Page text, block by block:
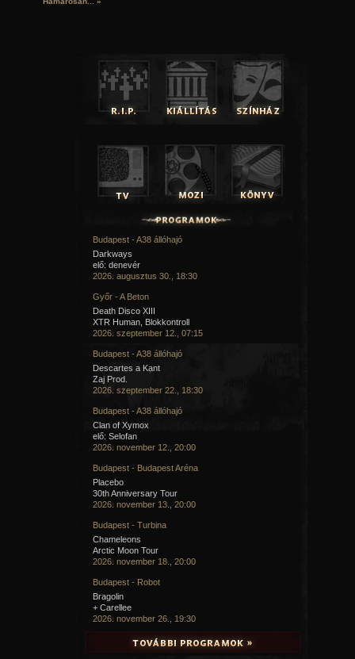
Budapest - A38 állóhajó
Darkways
elő: denevér
2026. augusztus 30., 18:30
Győr - A Beton
Death Disco XIII
XTR Human, Blokkontroll
2026. szeptember 12., 07:15
Budapest - A38 állóhajó
Descartes a Kant
Zaj Prod.
2026. szeptember 22., 18:30
Budapest - A38 állóhajó
Clan of Xymox
elő: Selofan
2026. november 12., 20:00
Budapest - Budapest Aréna
Placebo
30th Anniversary Tour
2026. november 13., 20:00
Budapest - Turbina
Chameleons
Arctic Moon Tour
2026. november 18., 20:00
Budapest - Robot
Bragolin
+ Carellee
2026. november 26., 19:30